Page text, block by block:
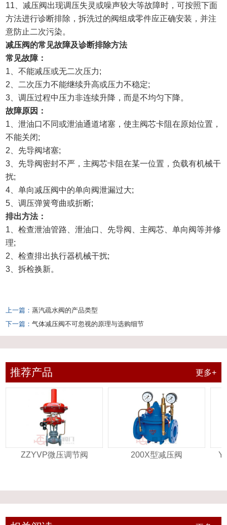
11、减压阀出现调压失灵或噪声较大等故障时，可按照下面
方法进行诊断排除，拆洗过的阀组成零件应正确安装，并注
意防止二次污染。
减压阀的常见故障及诊断排除方法
常见故障：
1、不能减压或无二次压力;
2、二次压力不能继续升高或压力不稳定;
3、调压过程中压力非连续升降，而是不均匀下降。
故障原因：
1、泄油口不同或泄油通道堵塞，使主阀芯卡阻在原始位置，
不能关闭;
2、先导阀堵塞;
3、先导阀密封不严，主阀芯卡阻在某一位置，负载有机械干
扰;
4、单向减压阀中的单向阀泄漏过大;
5、调压弹簧弯曲或折断;
排出方法：
1、检查泄油管路、泄油口、先导阀、主阀芯、单向阀等并修
理;
2、检查排出执行器机械干扰;
3、拆检换新。
上一篇： 蒸汽疏水阀的产品类型
下一篇： 气体减压阀不可忽视的原理与选购细节
推荐产品 更多+
ZZYVP微压调节阀 200X型减压阀